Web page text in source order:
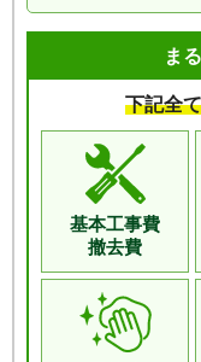
蓋スイッチ対応
蓋スイッチ、手動給水の
合、交換機種として最適
バスケットを取り外して
くいモデルです。分岐給
ま
下記全
基本工事費
撤去費